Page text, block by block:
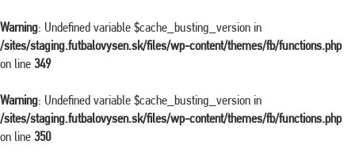
Warning: Undefined variable $cache_busting_version in
/sites/staging.futbalovysen.sk/files/wp-content/themes/fb/functions.php
on line 349
Warning: Undefined variable $cache_busting_version in
/sites/staging.futbalovysen.sk/files/wp-content/themes/fb/functions.php
on line 350